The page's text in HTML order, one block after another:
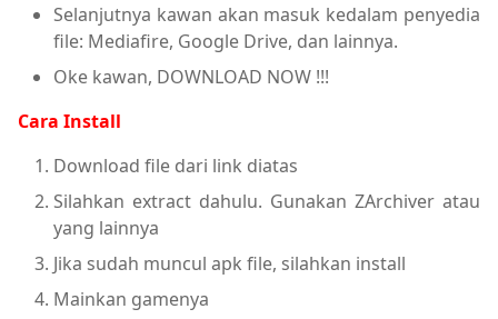
Selanjutnya kawan akan masuk kedalam penyedia
file: Mediafire, Google Drive, dan lainnya.
Oke kawan, DOWNLOAD NOW !!!
Cara Install
Download file dari link diatas
Silahkan extract dahulu. Gunakan ZArchiver atau
yang lainnya
Jika sudah muncul apk file, silahkan install
Mainkan gamenya